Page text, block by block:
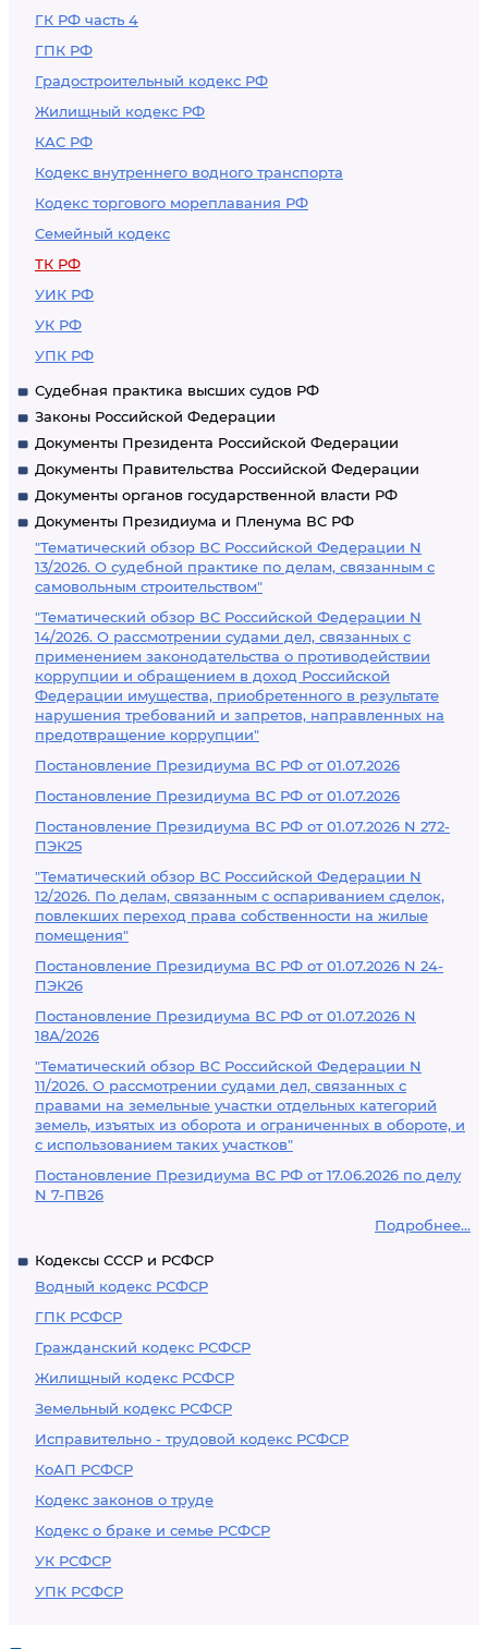
ГК РФ часть 4
ГПК РФ
Градостроительный кодекс РФ
Жилищный кодекс РФ
КАС РФ
Кодекс внутреннего водного транспорта
Кодекс торгового мореплавания РФ
Семейный кодекс
ТК РФ
УИК РФ
УК РФ
УПК РФ
Судебная практика высших судов РФ
Законы Российской Федерации
Документы Президента Российской Федерации
Документы Правительства Российской Федерации
Документы органов государственной власти РФ
Документы Президиума и Пленума ВС РФ
"Тематический обзор ВС Российской Федерации N
13/2026. О судебной практике по делам, связанным с
самовольным строительством"
"Тематический обзор ВС Российской Федерации N
14/2026. О рассмотрении судами дел, связанных с
применением законодательства о противодействии
коррупции и обращением в доход Российской
Федерации имущества, приобретенного в результате
нарушения требований и запретов, направленных на
предотвращение коррупции"
Постановление Президиума ВС РФ от 01.07.2026
Постановление Президиума ВС РФ от 01.07.2026
Постановление Президиума ВС РФ от 01.07.2026 N 272-
ПЭК25
"Тематический обзор ВС Российской Федерации N
12/2026. По делам, связанным с оспариванием сделок,
повлекших переход права собственности на жилые
помещения"
Постановление Президиума ВС РФ от 01.07.2026 N 24-
ПЭК26
Постановление Президиума ВС РФ от 01.07.2026 N
18А/2026
"Тематический обзор ВС Российской Федерации N
11/2026. О рассмотрении судами дел, связанных с
правами на земельные участки отдельных категорий
земель, изъятых из оборота и ограниченных в обороте, и
с использованием таких участков"
Постановление Президиума ВС РФ от 17.06.2026 по делу
N 7-ПВ26
Подробнее...
Кодексы СССР и РСФСР
Водный кодекс РСФСР
ГПК РСФСР
Гражданский кодекс РСФСР
Жилищный кодекс РСФСР
Земельный кодекс РСФСР
Исправительно - трудовой кодекс РСФСР
КоАП РСФСР
Кодекс законов о труде
Кодекс о браке и семье РСФСР
УК РСФСР
УПК РСФСР